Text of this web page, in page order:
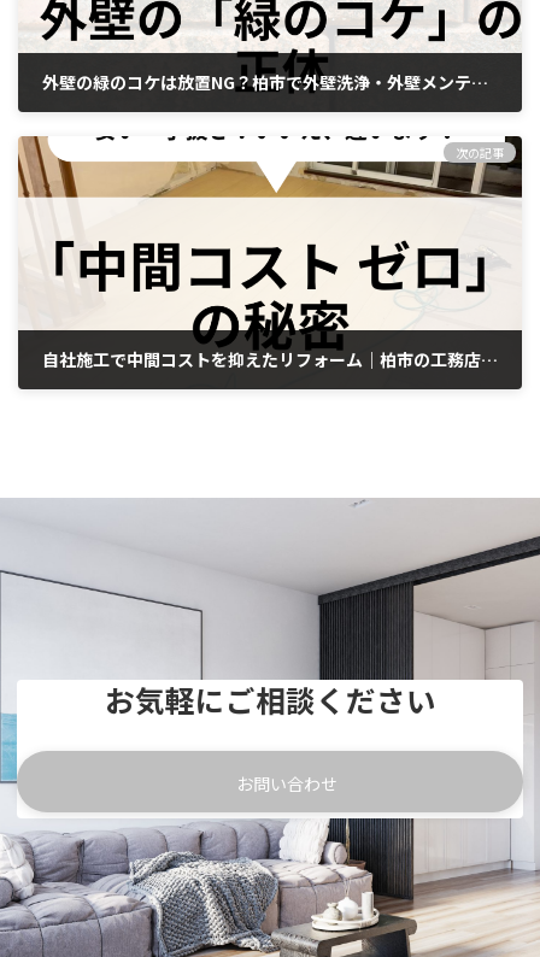
外壁の緑のコケは放置NG？柏市で外壁洗浄・外壁メンテナンスならエムズ工業
次の記事
自社施工で中間コストを抑えたリフォーム｜柏市の工務店エムズ工業
お気軽にご相談ください
お問い合わせ